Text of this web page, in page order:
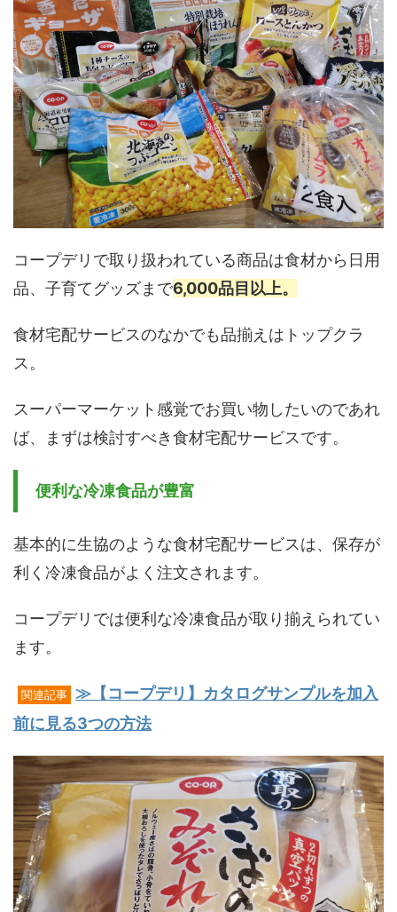
コープデリで取り扱われている商品は食材から日用
品、子育てグッズまで6,000品目以上。
食材宅配サービスのなかでも品揃えはトップクラ
ス。
スーパーマーケット感覚でお買い物したいのであれ
ば、まずは検討すべき食材宅配サービスです。
便利な冷凍食品が豊富
基本的に生協のような食材宅配サービスは、保存が
利く冷凍食品がよく注文されます。
コープデリでは便利な冷凍食品が取り揃えられてい
ます。
関連記事
≫【コープデリ】カタログサンプルを加入
前に見る3つの方法